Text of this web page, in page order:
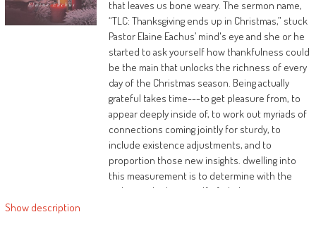
that leaves us bone weary. The sermon name,
“TLC: Thanksgiving ends up in Christmas,” stuck
Pastor Elaine Eachus’ mind's eye and she or he
started to ask yourself how thankfulness could
be the main that unlocks the richness of every
day of the Christmas season. Being actually
grateful takes time---to get pleasure from, to
appear deeply inside of, to work out myriads of
connections coming jointly for sturdy, to
include existence adjustments, and to
proportion those new insights. dwelling into
this measurement is to determine with the
wide-eyed ask yourself of a kid.
Show description